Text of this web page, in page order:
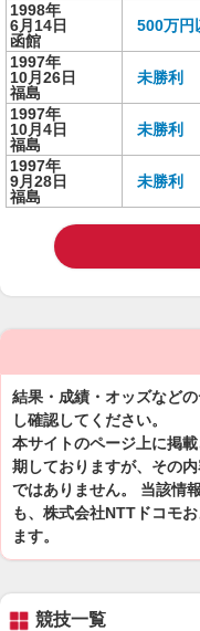
1998年
6月14日
函館
500万円
1997年
10月26日
福島
未勝利
1997年
10月4日
福島
未勝利
1997年
9月28日
福島
未勝利
結果・成績・オッズなど
し確認してください。
本サイトのページ上に掲
期しておりますが、その
ではありません。 当該情
も、株式会社NTTドコモ
ます。
競技一覧